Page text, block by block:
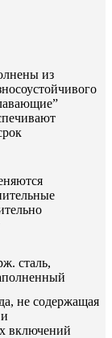
из
сталь,
не содержащая
включений